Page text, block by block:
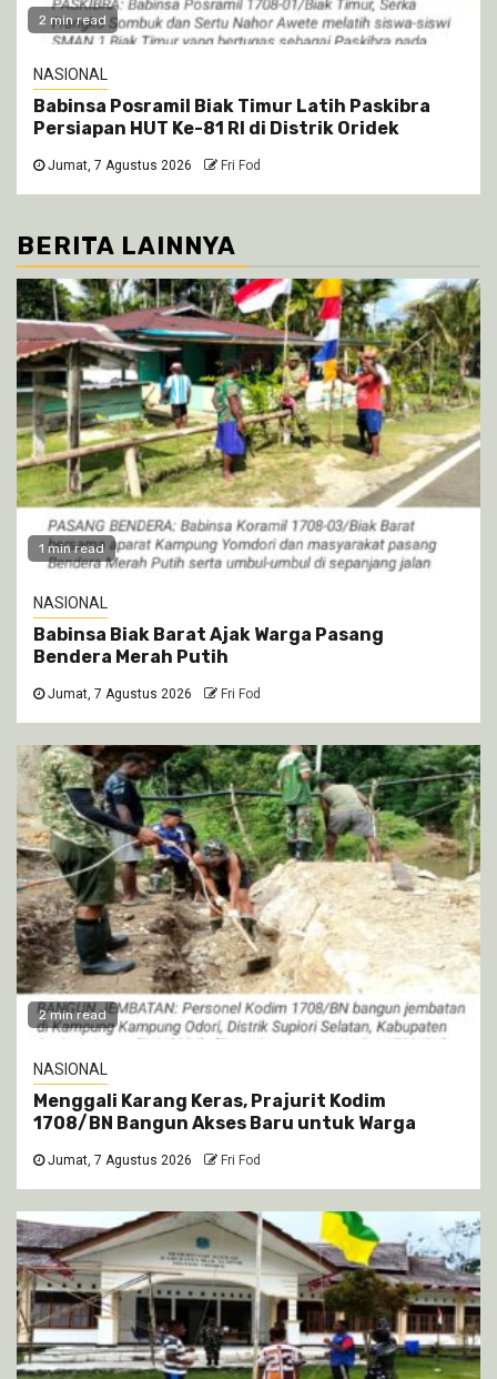
2 min read
NASIONAL
Babinsa Posramil Biak Timur Latih Paskibra
Persiapan HUT Ke-81 RI di Distrik Oridek
Jumat, 7 Agustus 2026 Fri Fod
BERITA LAINNYA
1 min read
NASIONAL
Babinsa Biak Barat Ajak Warga Pasang
Bendera Merah Putih
Jumat, 7 Agustus 2026 Fri Fod
2 min read
NASIONAL
Menggali Karang Keras, Prajurit Kodim
1708/BN Bangun Akses Baru untuk Warga
Jumat, 7 Agustus 2026 Fri Fod